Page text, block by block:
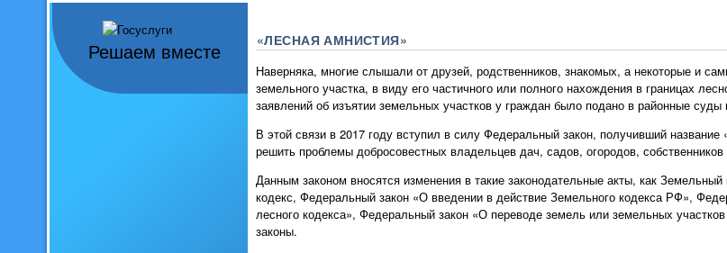
Решаем вместе
«ЛЕСНАЯ АМНИСТИЯ»
Наверняка, многие слышали от друзей, родственников, знакомых, а некоторые и
земельного участка, в виду его частичного или полного нахождения в границах
заявлений об изъятии земельных участков у граждан было подано в районные суды
В этой связи в 2017 году вступил в силу Федеральный закон, получивший название
решить проблемы добросовестных владельцев дач, садов, огородов,
Данным законом вносятся изменения в такие законодательные акты, как
кодекс, Федеральный закон «О введении в действие Земельного кодекса РФ»,
лесного кодекса», Федеральный закон «О переводе земель или земельных
законы.